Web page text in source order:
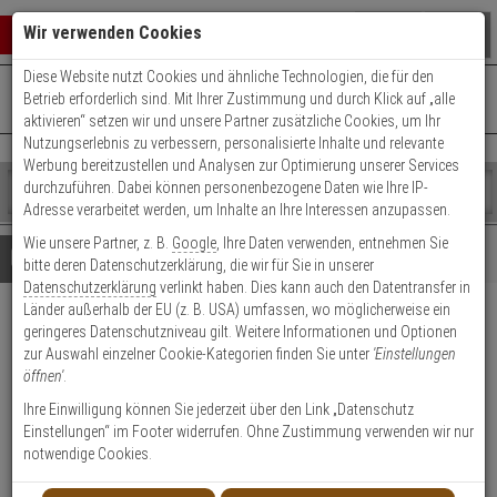
Warenkorb schließen
0 ARTIKEL IM WARENKORB
Ihr Warenkorb ist momentan leer.
Ergebnisse ()
Fertig
Shop
durchsuchen
Bitte
geben
Sie
mindestens
Zeichen
ein,
um
Suche
Es
wurde
noch
Kategorien
Suche
gestartet
+49 (0)821 899 493-0Mo. - Do.: 8:00 - 16:30 | Fr.: 8:00 - 14:00 Uhr
Kontaktservice nutzen
Details Beratung
HIKVision DS-2CD2346G2H-
IU(2.8mm)(eF) IP-Kamera
Produktmerkmale
Wir verwenden Cookies
Diese Website nutzt Cookies und ähnliche Technologien, die für den
Betrieb erforderlich sind. Mit Ihrer Zustimmung und durch Klick auf „alle
aktivieren“ setzen wir und unsere Partner zusätzliche Cookies, um Ihr
Nutzungserlebnis zu verbessern, personalisierte Inhalte und relevante
Werbung bereitzustellen und Analysen zur Optimierung unserer Services
durchzuführen. Dabei können personenbezogene Daten wie Ihre IP-
Adresse verarbeitet werden, um Inhalte an Ihre Interessen anzupassen.
Wie unsere Partner, z. B. Google , Ihre Daten verwenden, entnehmen Sie
bitte deren Datenschutzerklärung, die wir für Sie in unserer
Datenschutzerklärung verlinkt haben. Dies kann auch den Datentransfer in
Länder außerhalb der EU (z. B. USA) umfassen, wo möglicherweise ein
geringeres Datenschutzniveau gilt. Weitere Informationen und Optionen
zur Auswahl einzelner Cookie-Kategorien finden Sie unter 'Einstellungen
öffnen'.
Ihre Einwilligung können Sie jederzeit über den Link „Datenschutz
Einstellungen“ im Footer widerrufen. Ohne Zustimmung verwenden wir nur
notwendige Cookies.